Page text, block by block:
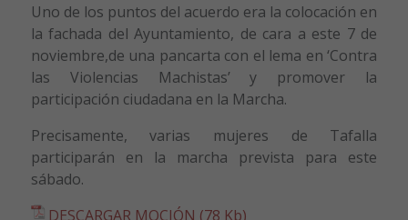
Uno de los puntos del acuerdo era la colocación en
la fachada del Ayuntamiento, de cara a este 7 de
noviembre,de una pancarta con el lema en ‘Contra
las Violencias Machistas’ y promover la
participación ciudadana en la Marcha.
Precisamente, varias mujeres de Tafalla
participarán en la marcha prevista para este
sábado.
DESCARGAR MOCIÓN (78 Kb)